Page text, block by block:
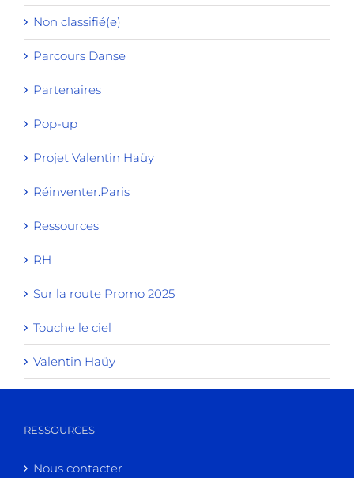
Non classifié(e)
Parcours Danse
Partenaires
Pop-up
Projet Valentin Haüy
Réinventer.Paris
Ressources
RH
Sur la route Promo 2025
Touche le ciel
Valentin Haüy
RESSOURCES
Nous contacter